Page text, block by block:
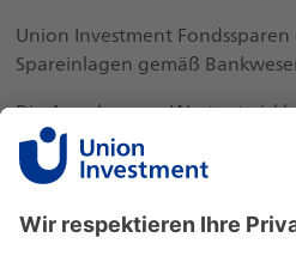
Union Investment Fondssparen
Spareinlagen gemäß
Die Angaben zur
Vergangenheitswerten. Die
Ertragsentwicklungen von
Performanceergebnisse der